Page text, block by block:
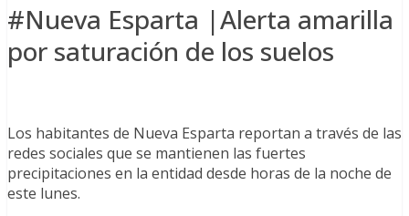
#Nueva Esparta |Alerta amarilla
por saturación de los suelos
Los habitantes de Nueva Esparta reportan a través de las
redes sociales que se mantienen las fuertes
precipitaciones en la entidad desde horas de la noche de
este lunes.